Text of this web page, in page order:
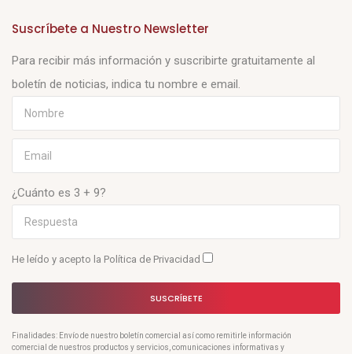
Suscríbete a Nuestro Newsletter
Para recibir más información y suscribirte gratuitamente al
boletín de noticias, indica tu nombre e email.
¿Cuánto es 3 + 9?
He leído y acepto la Política de Privacidad
SUSCRÍBETE
Finalidades: Envío de nuestro boletín comercial así como remitirle información
comercial de nuestros productos y servicios, comunicaciones informativas y